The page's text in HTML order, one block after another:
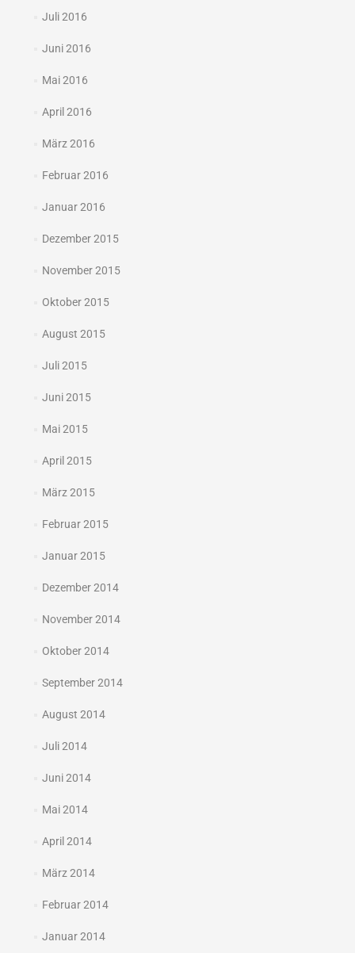
Juli 2016
Juni 2016
Mai 2016
April 2016
März 2016
Februar 2016
Januar 2016
Dezember 2015
November 2015
Oktober 2015
August 2015
Juli 2015
Juni 2015
Mai 2015
April 2015
März 2015
Februar 2015
Januar 2015
Dezember 2014
November 2014
Oktober 2014
September 2014
August 2014
Juli 2014
Juni 2014
Mai 2014
April 2014
März 2014
Februar 2014
Januar 2014